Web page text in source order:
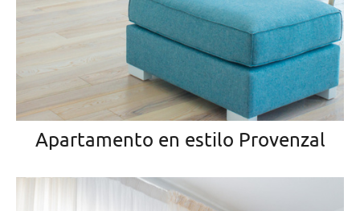
Apartamento en estilo Provenzal